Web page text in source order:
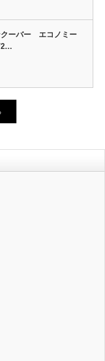
ーバー エコノミー
2…